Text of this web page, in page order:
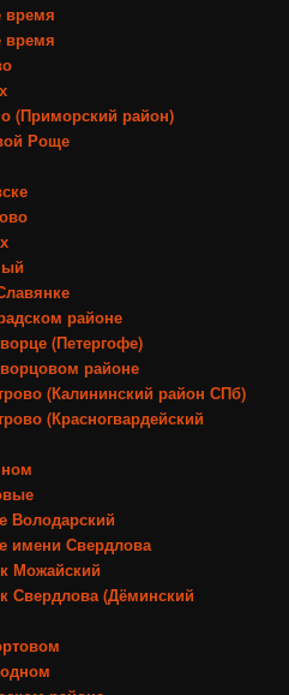
время
время
(Приморский район)
Роще
районе
(Петергофе)
районе
(Калининский район СПб)
(Красногвардейский
Володарский
имени Свердлова
Можайский
Свердлова (Дёминский